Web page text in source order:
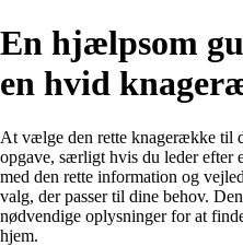
En hjælpsom
en hvid
At vælge den rette knagerække til
opgave, særligt hvis du leder efter
med den rette information og
valg, der passer til dine behov.
nødvendige oplysninger for at
hjem.